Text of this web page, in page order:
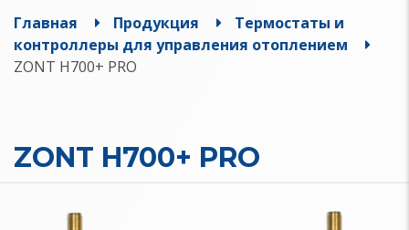
Главная Продукция
Термостаты и
контроллеры для управления отоплением
ZONT H700+ PRO
ZONT H700+ PRO